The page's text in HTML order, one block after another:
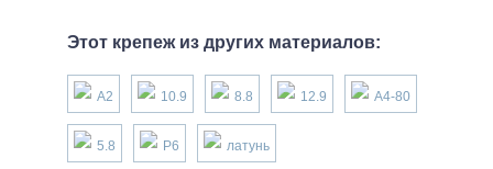
Этот крепеж из других материалов:
А2 10.9 8.8 12.9 А4-80
5.8 P6 латунь